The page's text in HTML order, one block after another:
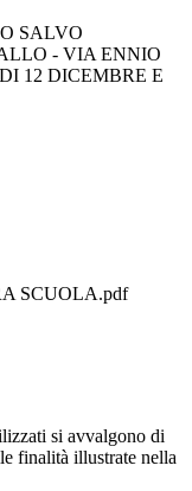
SALVO
- VIA ENNIO
12 DICEMBRE E
SCUOLA.pdf
si avvalgono di
finalità illustrate nella